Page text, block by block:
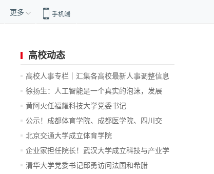
更多 手机端
高校动态
高校人事专栏｜汇集各高校最新人事调整信息
徐扬生：人工智能是一个真实的泡沫，发展
前...
黄阿火任福耀科技大学党委书记
公示！成都体育学院、成都医学院、四川交
通...
北京交通大学成立体育学院
企业家担任院长！武汉大学成立科技与产业学
院
清华大学党委书记邱勇访问法国和希腊